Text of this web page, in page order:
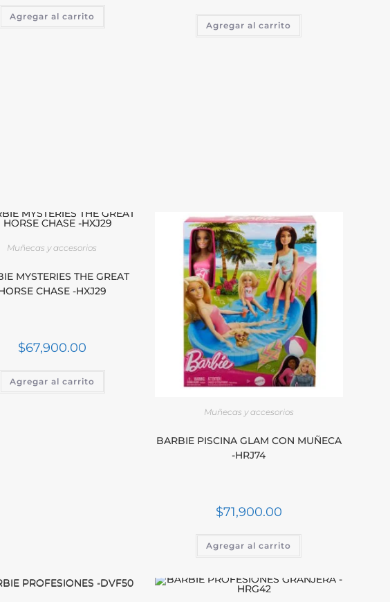
Agregar al carrito
Agregar al carrito
Muñecas y accesorios
MYSTERIES THE GREAT
CHASE -HXJ29
$67,900.00
Agregar al carrito
Muñecas y accesorios
BARBIE PISCINA GLAM CON MUÑECA
-HRJ74
$71,900.00
Agregar al carrito